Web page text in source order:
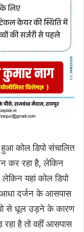
कोल डिपो संचालित
कर रहा है, लेकिन
यहां कोल डिपो
आधा दर्जन के आसपास
से धूल उड़ने के कारण
है तो वहीं आसपास